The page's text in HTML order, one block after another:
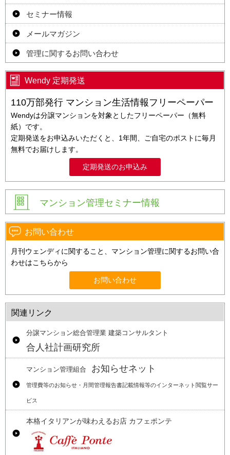
セミナー情報
メールマガジン
管理に関するお問い合わせ
Wendy 定期発送
110万部発行 マンション生活情報フリーペーパー
Wendyは分譲マンションを対象としたフリーペーパー（無料
紙）です。
定期発送をお申込みいただくと、1年間、ご自宅のポストに毎月
無料でお届けします。
定期発送のお申込み
マンション管理セミナー情報
お問い合わせ
月刊ウェンディに関すること、マンション管理に関するお問い合
わせはこちらから
お問い合わせ
関連リンク
分譲マンション総合管理業 建築コンサルタント
合人社計画研究所
マンション管理組合 お知らせネット
管理費等のお知らせ・月間管理報告書記載情報等のインターネット閲覧サー
ビス
本格イタリアンが味わえるお店 カフェポンテ